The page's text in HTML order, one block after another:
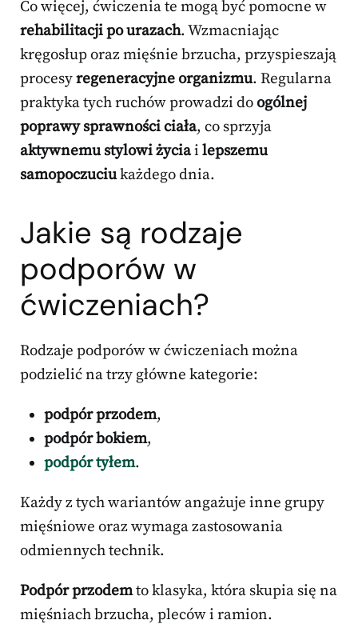
Co więcej, ćwiczenia te mogą być pomocne w
rehabilitacji po urazach. Wzmacniając
kręgosłup oraz mięśnie brzucha, przyspieszają
procesyregeneracyjne organizmu. Regularna
praktyka tych ruchów prowadzi doogólnej
poprawy sprawności ciała, co sprzyja
aktywnemu stylowi życiai lepszemu
samopoczuciukażdego dnia.
Jakie są rodzaje
podporów w
ćwiczeniach?
Rodzaje podporów w ćwiczeniach można
podzielić na trzy główne kategorie:
podpór przodem,
podpór bokiem,
podpór tyłem.
Każdy z tych wariantów angażuje inne grupy
mięśniowe oraz wymaga zastosowania
odmiennych technik.
Podpór przodemto klasyka, która skupia się na
mięśniach brzucha, pleców i ramion.